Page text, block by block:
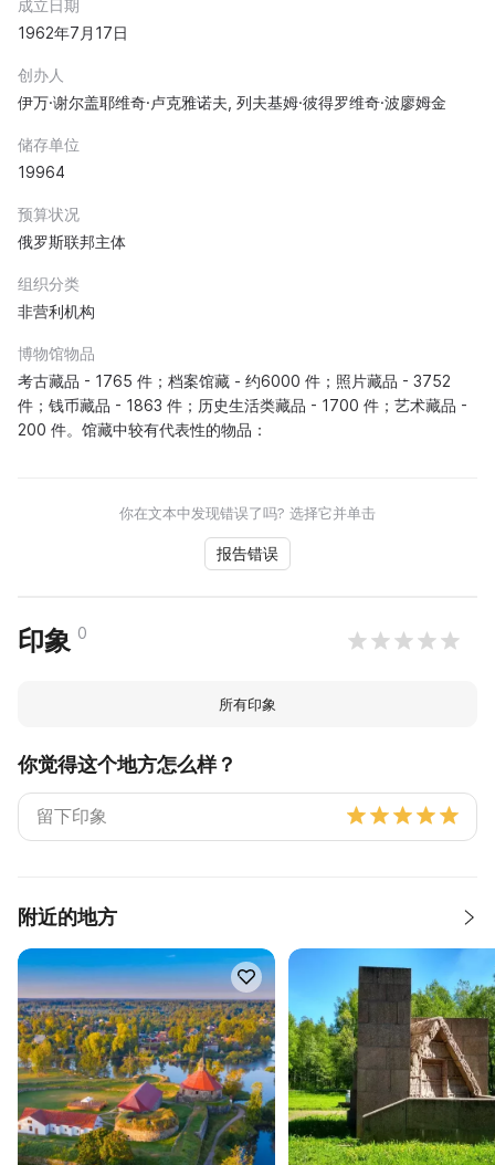
成立日期
1962年7月17日
创办人
伊万·谢尔盖耶维奇·卢克雅诺夫, 列夫基姆·彼得罗维奇·波廖姆金
储存单位
19964
预算状况
俄罗斯联邦主体
组织分类
非营利机构
博物馆物品
考古藏品 - 1765 件；档案馆藏 - 约6000 件；照片藏品 - 3752
件；钱币藏品 - 1863 件；历史生活类藏品 - 1700 件；艺术藏品 -
200 件。馆藏中较有代表性的物品：
你在文本中发现错误了吗? 选择它并单击
报告错误
印象 0
所有印象
你觉得这个地方怎么样？
附近的地方